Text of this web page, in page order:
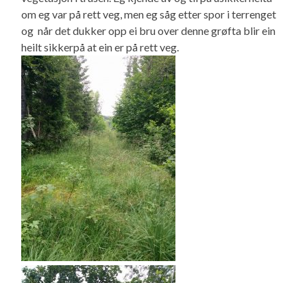
om eg var på rett veg, men eg såg etter spor i terrenget
og når det dukker opp ei bru over denne grøfta blir ein
heilt sikkerpå at ein er på rett veg.